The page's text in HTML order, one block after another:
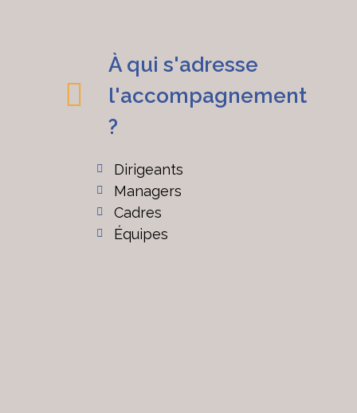
À qui s'adresse
l'accompagnement
?
Dirigeants
Managers
Cadres
Équipes